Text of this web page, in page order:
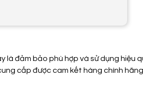
là đảm bảo phù hợp và sử dụng hiệu
cấp được cam kết hàng chính